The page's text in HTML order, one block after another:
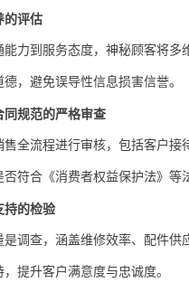
的评估
能力到服务态度，神秘顾客将
，避免误导性信息损害信誉。
同规范的严格审查
售全流程进行审核，包括客户
符合《消费者权益保护法》等
持的检验
是调查，涵盖维修效率、配件
提升客户满意度与忠诚度。